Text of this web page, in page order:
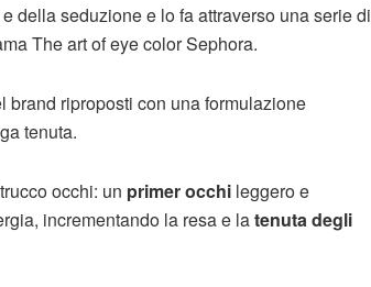
della seduzione e lo fa attraverso una serie di
The art of eye color Sephora.
brand riproposti con una formulazione
tenuta.
occhi: un primer occhi leggero e
incrementando la resa e latenuta degli